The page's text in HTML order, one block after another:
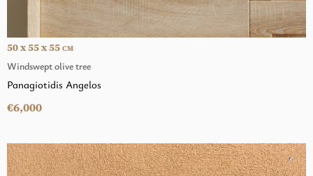
Windswept olive tree
50 x 55 x 55 CM
Panagiotidis Angelos
€6,000